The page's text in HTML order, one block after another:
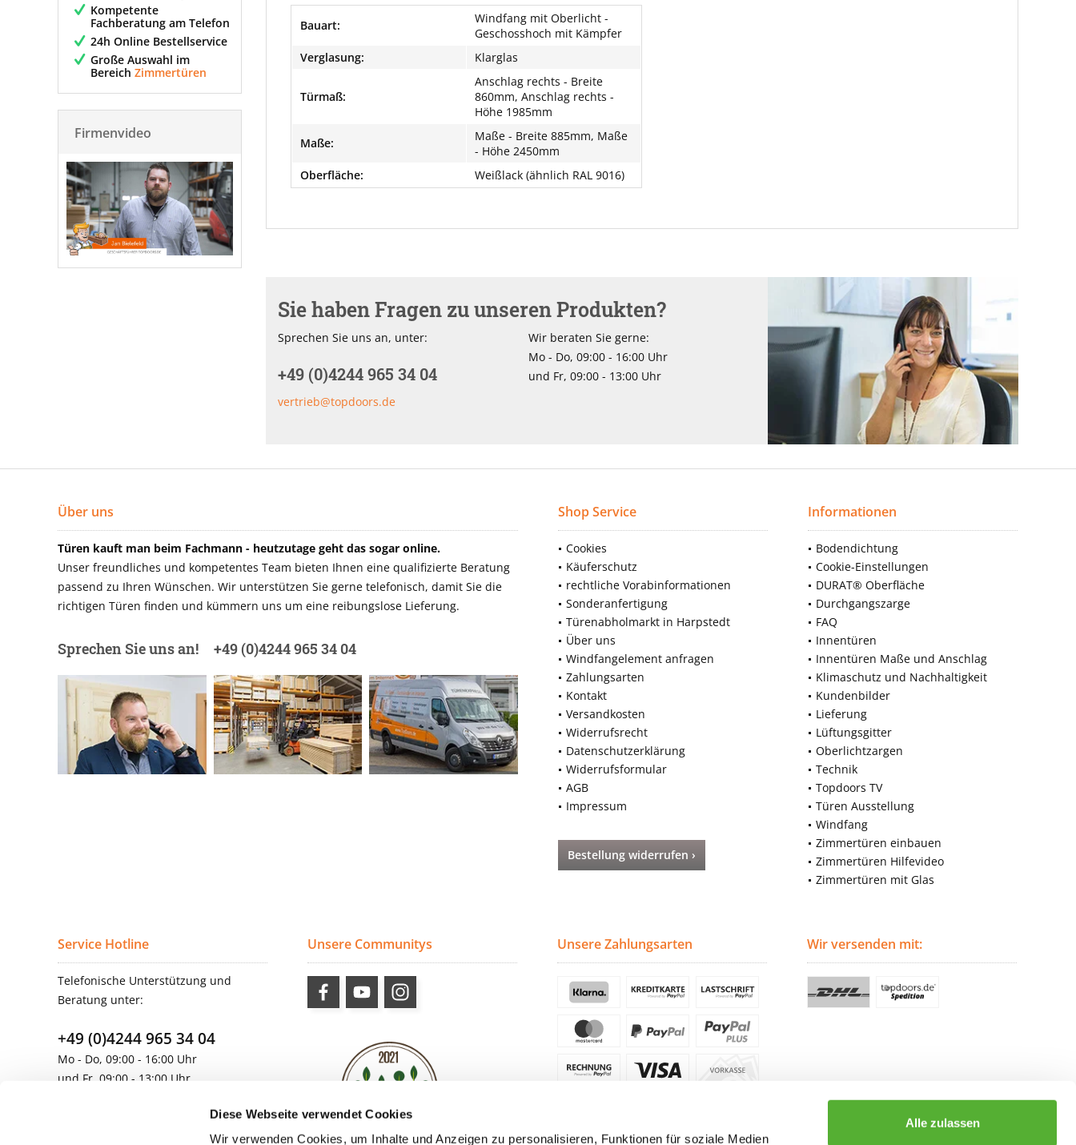
Diese Webseite verwendet Cookies
Wir verwenden Cookies, um Inhalte und Anzeigen zu personalisieren, Funktionen für soziale Medien
Alle zulassen
Kompetente
Fachberatung am Telefon
24h Online Bestellservice
Große Auswahl im
Bereich Zimmertüren
Firmenvideo
Bauart:
Windfang mit Oberlicht -
Geschosshoch mit Kämpfer
Verglasung:
Klarglas
Türmaß:
Anschlag rechts - Breite
860mm, Anschlag rechts -
Höhe 1985mm
Maße:
Maße - Breite 885mm, Maße
- Höhe 2450mm
Oberfläche:
Weißlack (ähnlich RAL 9016)
Sie haben Fragen zu unseren Produkten?
Sprechen Sie uns an, unter:
+49 (0)4244 965 34 04
vertrieb@topdoors.de
Wir beraten Sie gerne:
Mo - Do, 09:00 - 16:00 Uhr
und Fr, 09:00 - 13:00 Uhr
Über uns
Türen kauft man beim Fachmann - heutzutage geht das sogar online.
Unser freundliches und kompetentes Team bieten Ihnen eine qualifizierte Beratung
passend zu Ihren Wünschen. Wir unterstützen Sie gerne telefonisch, damit Sie die
richtigen Türen finden und kümmern uns um eine reibungslose Lieferung.
Sprechen Sie uns an! +49 (0)4244 965 34 04
Shop Service
Cookies
Käuferschutz
rechtliche Vorabinformationen
Sonderanfertigung
Türenabholmarkt in Harpstedt
Über uns
Windfangelement anfragen
Zahlungsarten
Kontakt
Versandkosten
Widerrufsrecht
Datenschutzerklärung
Widerrufsformular
AGB
Impressum
Bestellung widerrufen ›
Informationen
Bodendichtung
Cookie-Einstellungen
DURAT® Oberfläche
Durchgangszarge
FAQ
Innentüren
Innentüren Maße und Anschlag
Klimaschutz und Nachhaltigkeit
Kundenbilder
Lieferung
Lüftungsgitter
Oberlichtzargen
Technik
Topdoors TV
Türen Ausstellung
Windfang
Zimmertüren einbauen
Zimmertüren Hilfevideo
Zimmertüren mit Glas
Service Hotline
Telefonische Unterstützung und
Beratung unter:
+49 (0)4244 965 34 04
Mo - Do, 09:00 - 16:00 Uhr
und Fr, 09:00 - 13:00 Uhr
Unsere Communitys Unsere Zahlungsarten Wir versenden mit: